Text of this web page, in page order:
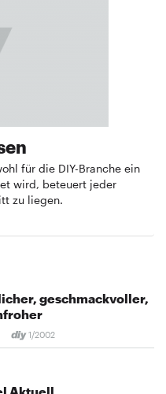
für die DIY-Branche ein
wird, beteuert jeder
zu liegen.
geschmackvoller,
1/2002